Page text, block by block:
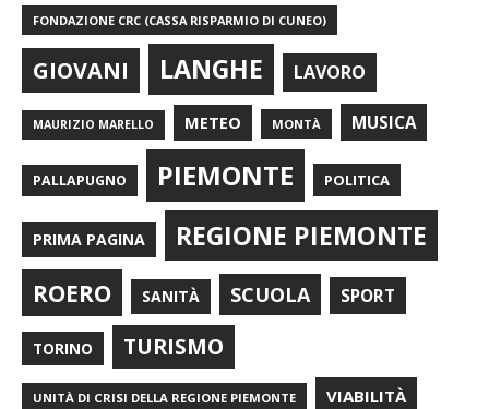
FONDAZIONE CRC (CASSA RISPARMIO DI CUNEO)
GIOVANI LANGHE LAVORO
MAURIZIO MARELLO METEO MONTÀ MUSICA
PALLAPUGNO PIEMONTE POLITICA
PRIMA PAGINA REGIONE PIEMONTE
ROERO SANITÀ SCUOLA SPORT
TORINO TURISMO
UNITÀ DI CRISI DELLA REGIONE PIEMONTE VIABILITÀ